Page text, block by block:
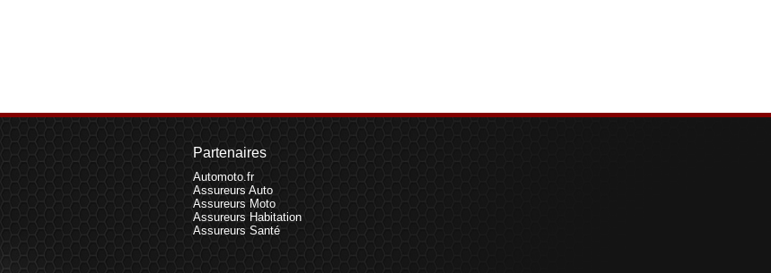
Partenaires
Automoto.fr
Assureurs Auto
Assureurs Moto
Assureurs Habitation
Assureurs Santé